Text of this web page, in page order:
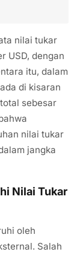
nilai tukar
USD, dengan
itu, dalam
di kisaran
sebesar
nilai tukar
jangka
Nilai Tukar
oleh
Salah